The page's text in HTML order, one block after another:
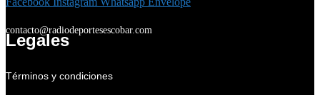
contacto@radiodeportesescobar.com
Legales
Términos y condiciones